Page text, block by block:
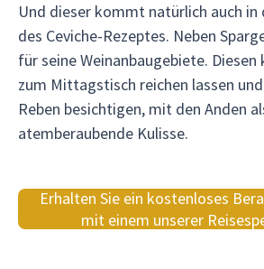
Und dieser kommt natürlich auch in
des Ceviche-Rezeptes. Neben
für seine Weinanbaugebiete. Diesen
zum Mittagstisch reichen lassen
Reben besichtigen, mit den Anden
atemberaubende Kulisse.
Erhalten Sie ein kostenloses
mit einem